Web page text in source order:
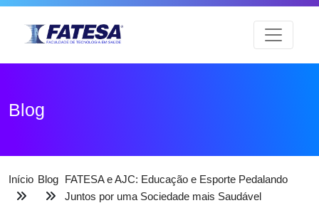
Blog
Início Blog FATESA e AJC: Educação e Esporte Pedalando
Juntos por uma Sociedade mais Saudável